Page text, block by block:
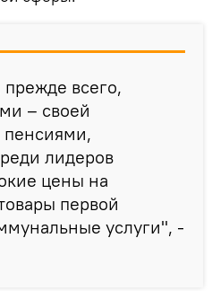
всего,
– своей
пенсиями,
лидеров
цены на
первой
услуги", -